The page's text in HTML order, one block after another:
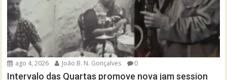
ago 4, 2026 João B. N. Gonçalves 0
Intervalo das Quartas promove nova jam session